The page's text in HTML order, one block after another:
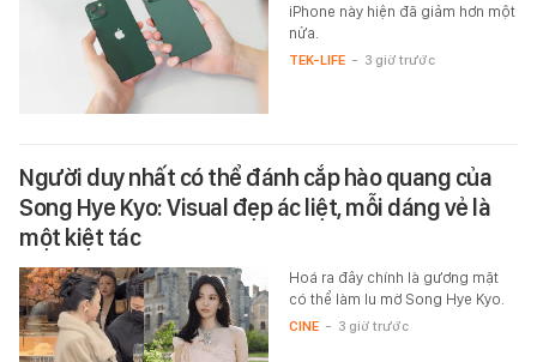
iPhone này hiện đã giảm hơn một
nửa.
TEK-LIFE - 3 giờ trước
Người duy nhất có thể đánh cắp hào quang của
Song Hye Kyo: Visual đẹp ác liệt, mỗi dáng vẻ là
một kiệt tác
Hoá ra đây chính là gương mặt
có thể làm lu mờ Song Hye Kyo.
CINE - 3 giờ trước